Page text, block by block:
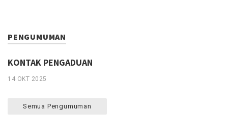
PENGUMUMAN
KONTAK PENGADUAN
14 OKT 2025
Semua Pengumuman